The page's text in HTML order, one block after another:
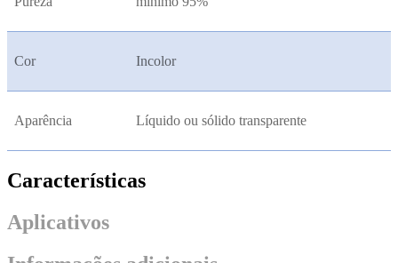
Cor Incolor
Aparência Líquido ou sólido transparente
Características
Aplicativos